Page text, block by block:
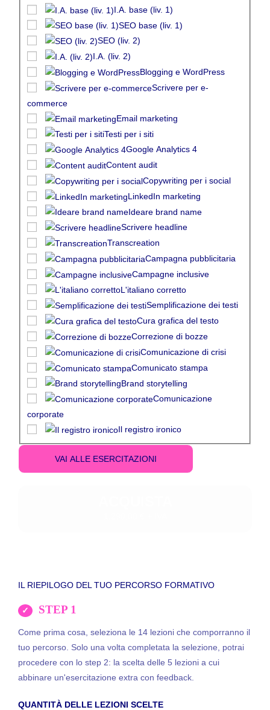
I.A. base (liv. 1)
SEO base (liv. 1)
SEO (liv. 2)
I.A. (liv. 2)
Blogging e WordPress
Scrivere per e-
commerce
Email marketing
Testi per i siti
Google Analytics 4
Content audit
Copywriting per i social
LinkedIn marketing
Ideare brand name
Scrivere headline
Transcreation
Campagna pubblicitaria
Campagne inclusive
L'italiano corretto
Semplificazione dei testi
Cura grafica del testo
Correzione di bozze
Comunicazione di crisi
Comunicato stampa
Brand storytelling
Comunicazione
corporate
Il registro ironico
IL RIEPILOGO DEL TUO PERCORSO FORMATIVO
STEP 1
Come prima cosa, seleziona le 14 lezioni che comporranno il
tuo percorso. Solo una volta completata la selezione, potrai
procedere con lo step 2: la scelta delle 5 lezioni a cui
abbinare un'esercitazione extra con feedback.
QUANTITÀ DELLE LEZIONI SCELTE